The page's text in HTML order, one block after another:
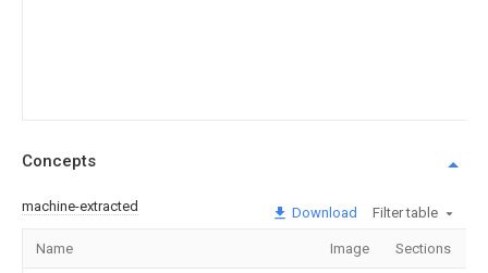
Concepts
machine-extracted Download Filter table
Name Image Sections